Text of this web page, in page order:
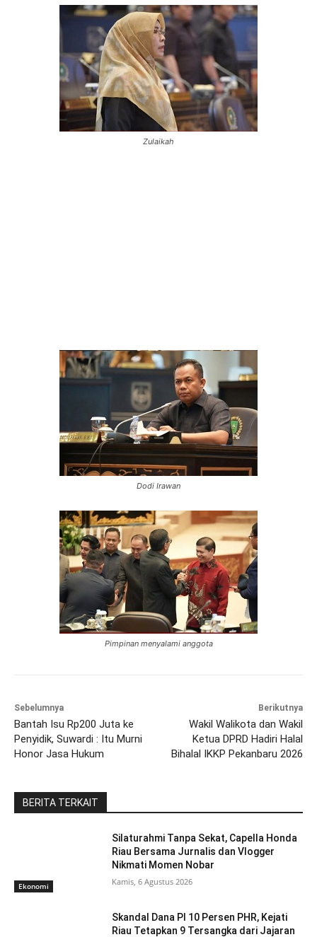
Zulaikah
Dodi Irawan
Pimpinan menyalami anggota
Sebelumnya
Bantah Isu Rp200 Juta ke
Penyidik, Suwardi : Itu Murni
Honor Jasa Hukum
Berikutnya
Wakil Walikota dan Wakil
Ketua DPRD Hadiri Halal
Bihalal IKKP Pekanbaru 2026
BERITA TERKAIT
Ekonomi
Silaturahmi Tanpa Sekat, Capella Honda
Riau Bersama Jurnalis dan Vlogger
Nikmati Momen Nobar
Kamis, 6 Agustus 2026
Skandal Dana PI 10 Persen PHR, Kejati
Riau Tetapkan 9 Tersangka dari Jajaran